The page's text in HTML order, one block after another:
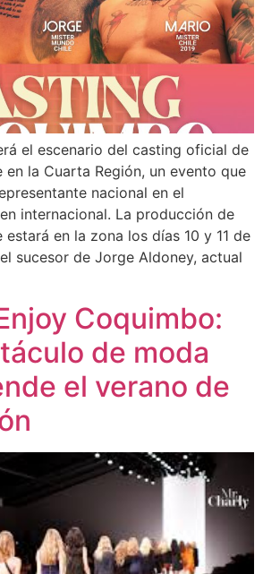
el escenario del casting oficial de
en la Cuarta Región, un evento que
nacional en el
internacional. La producción de
en la zona los días 10 y 11 de
sucesor de Jorge Aldoney, actual
Coquimbo:
de moda
el verano de